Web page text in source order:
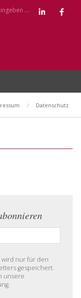
Datenschutz
wird nur für den
gespeichert.
unsere